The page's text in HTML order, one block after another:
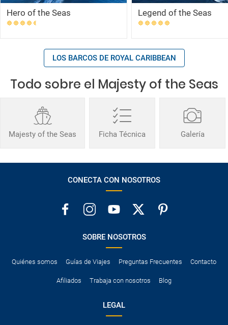
Hero of the Seas Legend of the Seas
LOS BARCOS DE ROYAL CARIBBEAN
Todo sobre el Majesty of the Seas
Majesty of the Seas Ficha Técnica Galería
CONECTA CON NOSOTROS
SOBRE NOSOTROS
Quiénes somos Guías de Viajes Preguntas Frecuentes Contacto
Afiliados Trabaja con nosotros Blog
LEGAL